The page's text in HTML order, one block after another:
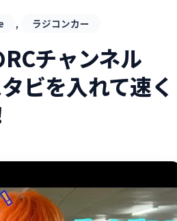
, ラジコンカー
チャンネル
ビを入れて速く